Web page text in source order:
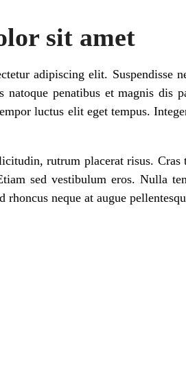
sit amet
adipiscing elit. Suspendisse
natoque penatibus et magnis dis
luctus elit eget tempus.
rutrum placerat risus.
sed vestibulum eros. Nulla
rhoncus neque at augue